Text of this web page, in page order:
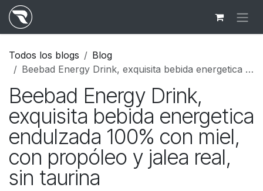
Ir al contenido
Todos los blogs
Blog
Beebad Energy Drink, exquisita bebida energetica endulzada 100% con miel, con propóleo y jalea real, sin taurina
Beebad Energy Drink,
exquisita bebida energetica
endulzada 100% con miel,
con propóleo y jalea real,
sin taurina